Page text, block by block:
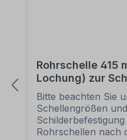
Rohrschelle 415
Lochung) zur
Bitte beachten Sie
Schellengrößen
Rohrschellen nach